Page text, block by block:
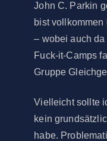
John C. Parkin
bist
– wobei auch
Fuck-it-Camps
Gruppe
Vielleicht sollte
kein
habe.